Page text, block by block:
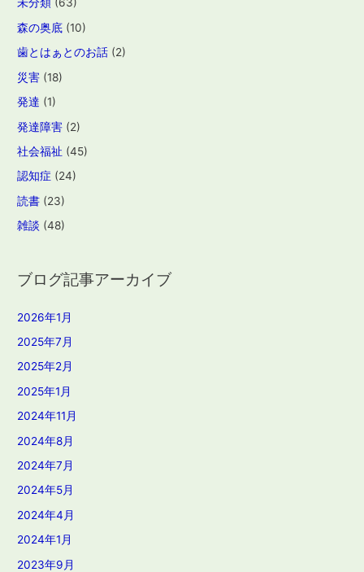
未分類 (63)
森の奥底 (10)
歯とはぁとのお話 (2)
災害 (18)
発達 (1)
発達障害 (2)
社会福祉 (45)
認知症 (24)
読書 (23)
雑談 (48)
ブログ記事アーカイブ
2026年1月
2025年7月
2025年2月
2025年1月
2024年11月
2024年8月
2024年7月
2024年5月
2024年4月
2024年1月
2023年9月